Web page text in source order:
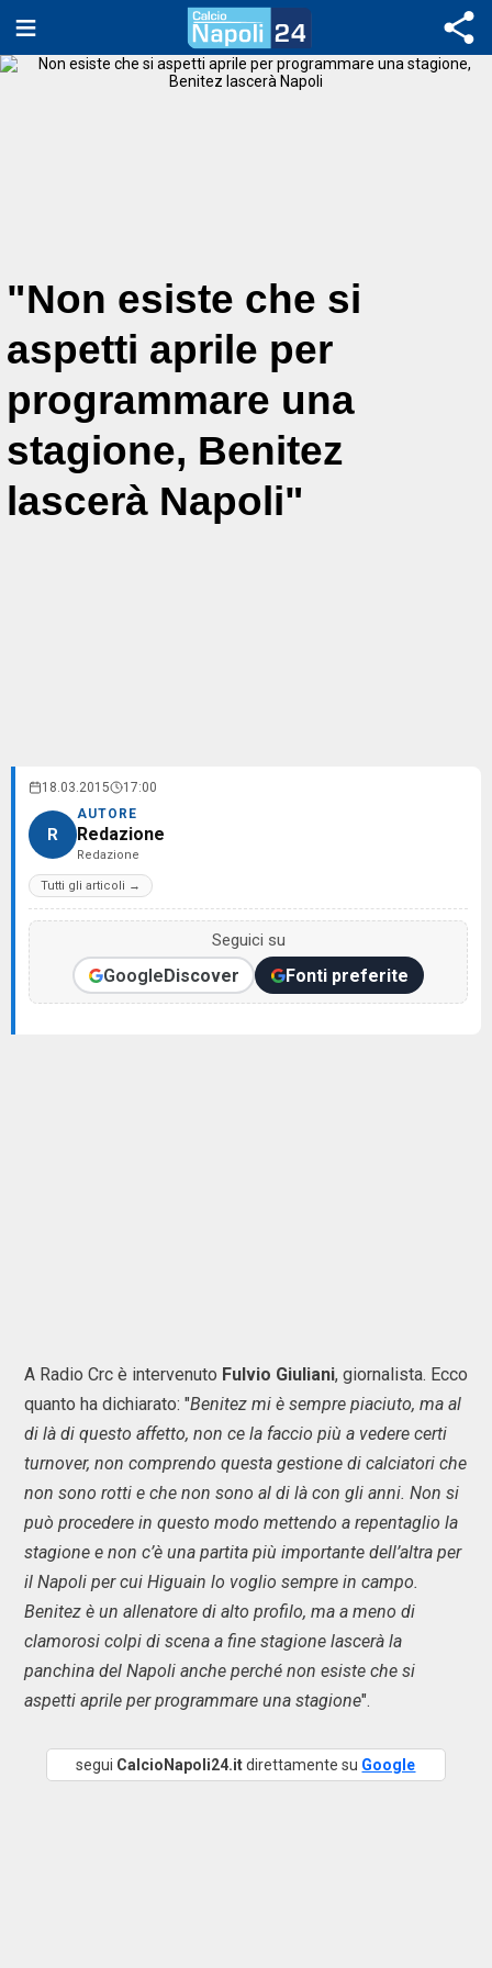
"Non esiste che si
aspetti aprile per
programmare una
stagione, Benitez
lascerà Napoli"
18.03.2015 17:00
R
AUTORE
Redazione
Redazione
Tutti gli articoli →
Seguici su
GoogleDiscover Fonti preferite
A Radio Crc è intervenuto Fulvio Giuliani, giornalista. Ecco
quanto ha dichiarato: "Benitez mi è sempre piaciuto, ma al
di là di questo affetto, non ce la faccio più a vedere certi
turnover, non comprendo questa gestione di calciatori che
non sono rotti e che non sono al di là con gli anni. Non si
può procedere in questo modo mettendo a repentaglio la
stagione e non c’è una partita più importante dell’altra per
il Napoli per cui Higuain lo voglio sempre in campo.
Benitez è un allenatore di alto profilo, ma a meno di
clamorosi colpi di scena a fine stagione lascerà la
panchina del Napoli anche perché non esiste che si
aspetti aprile per programmare una stagione".
segui CalcioNapoli24.itdirettamente su Google